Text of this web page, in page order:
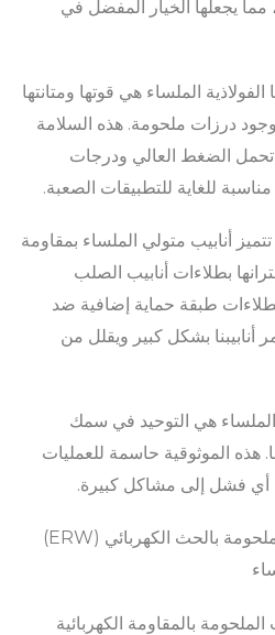
مما يجعلها الخيار المفضل في
الفولاذية الملساء هي قوتها ومتانتها
وجود درزات ملحومة. هذه السلامة
تحمل الضغط العالي ودرجات
للغاية للتطبيقات الصعبة.
تتميز أنابيب متولي الملساء بمقاومة
بطلاءات أنابيب الصلب
طبقة حماية إضافية ضد
أنابيبنا بشكل كبير ويقلل من
الملساء هي التوحيد في سمك
هذه الموثوقية حاسمة للعمليات
أي فشل إلى مشاكل كبيرة.
تطبيقات الأنابيب الفولاذية الملحومة بالحث الكهربائي (ERW)
الملحومة بالمقاومة الكهربائية